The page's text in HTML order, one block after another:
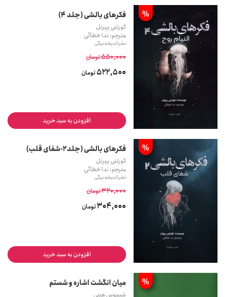
% فکرهای بالشی (جلد 4)
کورتنی پپرنل
مترجم: ندا خطائی
نشر اندیشه بیگی
550,000تومان
522,500تومان
افزودن به سبد خرید
% فکرهای بالشی (جلد2-شفای قلب)
کورتنی پپرنل
مترجم: ندا خطائی
نشر اندیشه بیگی
320,000تومان
304,000تومان
افزودن به سبد خرید
% میان انگشت اشاره و شستم
شیموس هینی